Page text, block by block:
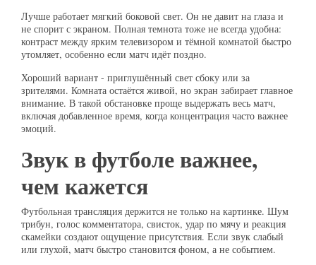
Лучше работает мягкий боковой свет. Он не давит на глаза и
не спорит с экраном. Полная темнота тоже не всегда удобна:
контраст между ярким телевизором и тёмной комнатой быстро
утомляет, особенно если матч идёт поздно.
Хороший вариант - приглушённый свет сбоку или за
зрителями. Комната остаётся живой, но экран забирает главное
внимание. В такой обстановке проще выдержать весь матч,
включая добавленное время, когда концентрация часто важнее
эмоций.
Звук в футболе важнее,
чем кажется
Футбольная трансляция держится не только на картинке. Шум
трибун, голос комментатора, свисток, удар по мячу и реакция
скамейки создают ощущение присутствия. Если звук слабый
или глухой, матч быстро становится фоном, а не событием.